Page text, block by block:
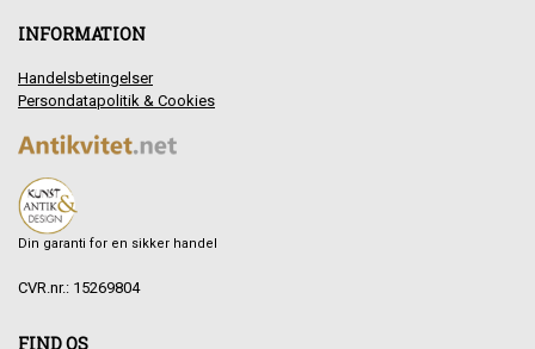
INFORMATION
Handelsbetingelser
Persondatapolitik & Cookies
Din garanti for en sikker handel
CVR.nr.: 15269804
FIND OS